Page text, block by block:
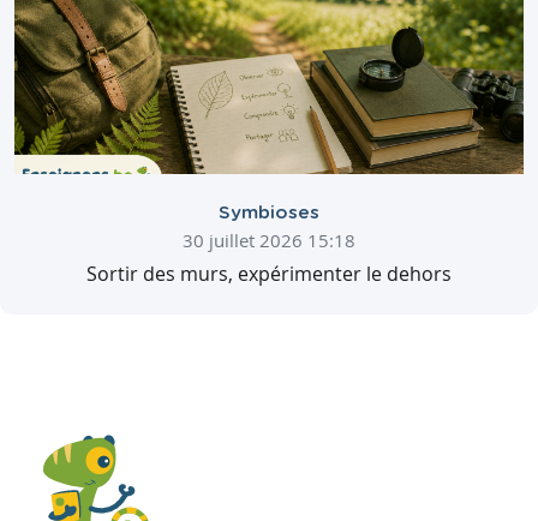
Symbioses
30 juillet 2026 15:18
Sortir des murs, expérimenter le dehors